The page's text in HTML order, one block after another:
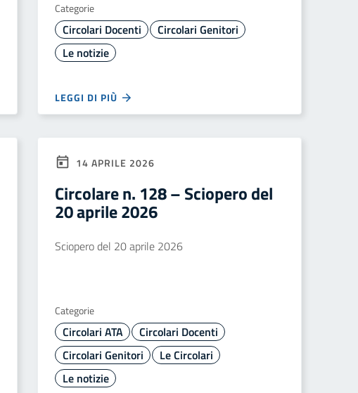
Categorie
Circolari Docenti
Circolari Genitori
Le notizie
LEGGI DI PIÙ
14 APRILE 2026
Circolare n. 128 – Sciopero del
20 aprile 2026
Sciopero del 20 aprile 2026
Categorie
Circolari ATA
Circolari Docenti
Circolari Genitori
Le Circolari
Le notizie